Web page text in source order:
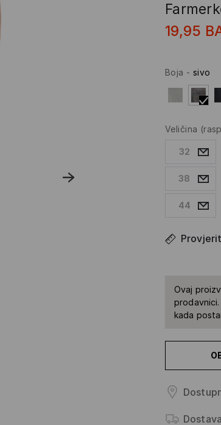
19,95
Boja - sivo
Veličina
32
38
44
Ovaj
kada
Dostava